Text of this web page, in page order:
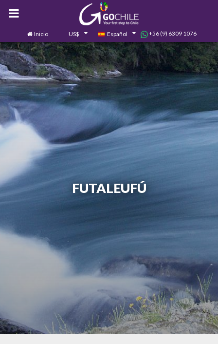
Inicio US$ Español +56 (9) 6309 1076
Contáctanos 0
FUTALEUFÚ